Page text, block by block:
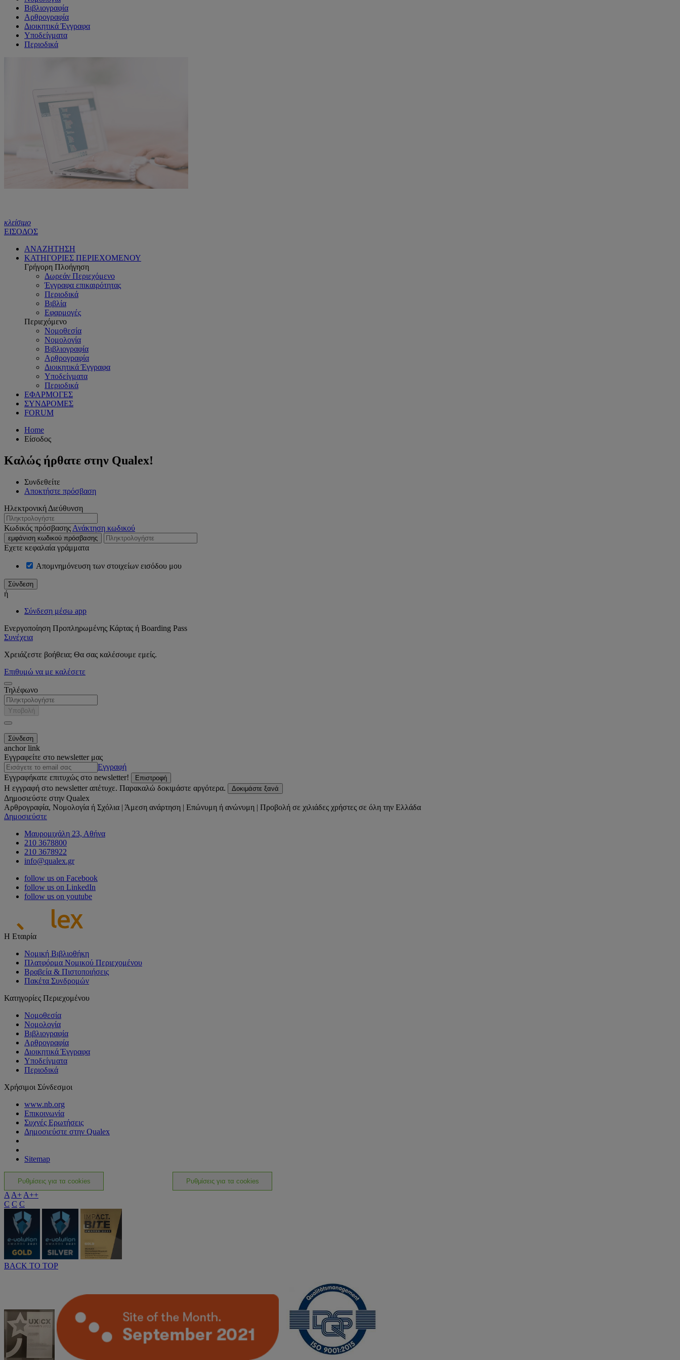
Βιβλιογραφία
Αρθρογραφία
Διοικητικά Έγγραφα
Υποδείγματα
Περιοδικά
κλείσιμο
ΕΙΣΟΔΟΣ
ΑΝΑΖΗΤΗΣΗ
ΚΑΤΗΓΟΡΙΕΣ ΠΕΡΙΕΧΟΜΕΝΟΥ
Γρήγορη Πλοήγηση
Δωρεάν Περιεχόμενο
Έγγραφα επικαιρότητας
Περιοδικά
Βιβλία
Εφαρμογές
Περιεχόμενο
Νομοθεσία
Νομολογία
Βιβλιογραφία
Αρθρογραφία
Διοικητικά Έγγραφα
Υποδείγματα
Περιοδικά
ΕΦΑΡΜΟΓΕΣ
ΣΥΝΔΡΟΜΕΣ
FORUM
Home
Είσοδος
Καλώς ήρθατε στην Qualex!
Συνδεθείτε
Αποκτήστε πρόσβαση
Ηλεκτρονική Διεύθυνση
Κωδικός πρόσβασης Ανάκτηση κωδικού
εμφάνιση κωδικού πρόσβασης
Εχετε κεφαλαία γράμματα
Απομνημόνευση των στοιχείων εισόδου μου
ή
Σύνδεση μέσω app
Ενεργοποίηση Προπληρωμένης Κάρτας ή Boarding Pass
Συνέχεια
Χρειάζεστε βοήθεια; Θα σας καλέσουμε εμείς.
Επιθυμώ να με καλέσετε
Τηλέφωνο
Υποβολή
anchor link
Εγγραφείτε στο newsletter μας
Εγγραφή
Εγγραφήκατε επιτυχώς στο newsletter!
Επιστροφή
Η εγγραφή στο newsletter απέτυχε. Παρακαλώ δοκιμάστε αργότερα. Δοκιμάστε ξανά
Δημοσιεύστε στην Qualex
Αρθρογραφία, Νομολογία ή Σχόλια | Άμεση ανάρτηση | Επώνυμη ή ανώνυμη | Προβολή σε χιλιάδες χρήστες σε όλη την Ελλάδα
Δημοσιεύστε
Μαυρομιχάλη 23, Αθήνα
210 3678800
210 3678922
info@qualex.gr
follow us on Facebook
follow us on LinkedIn
follow us on youtube
Η Εταιρία
Νομική Βιβλιοθήκη
Πλατφόρμα Νομικού Περιεχομένου
Βραβεία & Πιστοποιήσεις
Πακέτα Συνδρομών
Κατηγορίες Περιεχομένου
Νομοθεσία
Νομολογία
Βιβλιογραφία
Αρθρογραφία
Διοικητικά Έγγραφα
Υποδείγματα
Περιοδικά
Χρήσιμοι Σύνδεσμοι
www.nb.org
Επικοινωνία
Συχνές Ερωτήσεις
Δημοσιεύστε στην Qualex
Sitemap
Ρυθμίσεις για τα cookies Ρυθμίσεις για τα cookies
A A+ A++
C C C
BACK TO TOP